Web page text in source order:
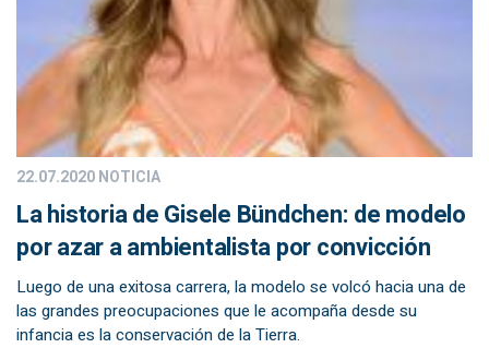
22.07.2020NOTICIA
La historia de Gisele Bündchen: de modelo
por azar a ambientalista por convicción
Luego de una exitosa carrera, la modelo se volcó hacia una de
las grandes preocupaciones que le acompaña desde su
infancia es la conservación de la Tierra.